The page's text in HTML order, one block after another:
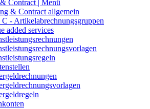
Contract | Menü
& Contract allgemein
- Artikelabrechnungsgruppen
added services